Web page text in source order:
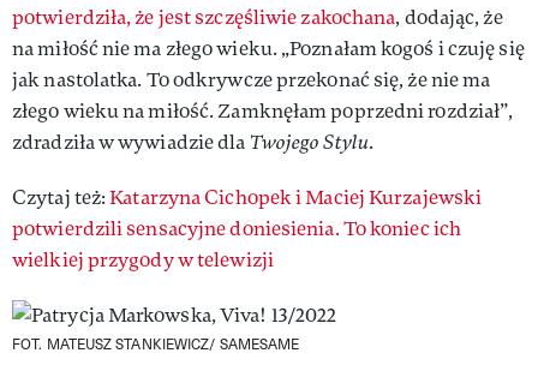
potwierdziła, że jest szczęśliwie zakochana, dodając, że
na miłość nie ma złego wieku. „Poznałam kogoś i czuję się
jak nastolatka. To odkrywcze przekonać się, że nie ma
złego wieku na miłość. Zamknęłam poprzedni rozdział”,
zdradziła w wywiadzie dla Twojego Stylu.
Czytaj też:Katarzyna Cichopek i Maciej Kurzajewski
potwierdzili sensacyjne doniesienia. To koniec ich
wielkiej przygody w telewizji
FOT. MATEUSZ STANKIEWICZ/ SAMESAME